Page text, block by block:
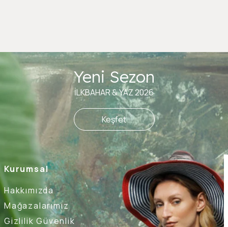
Kurumsal
Hakkımızda
Mağazalarımız
Gizlilik Güvenlik
Yeni Sezon
İLKBAHAR & YAZ 2026
Keşfet